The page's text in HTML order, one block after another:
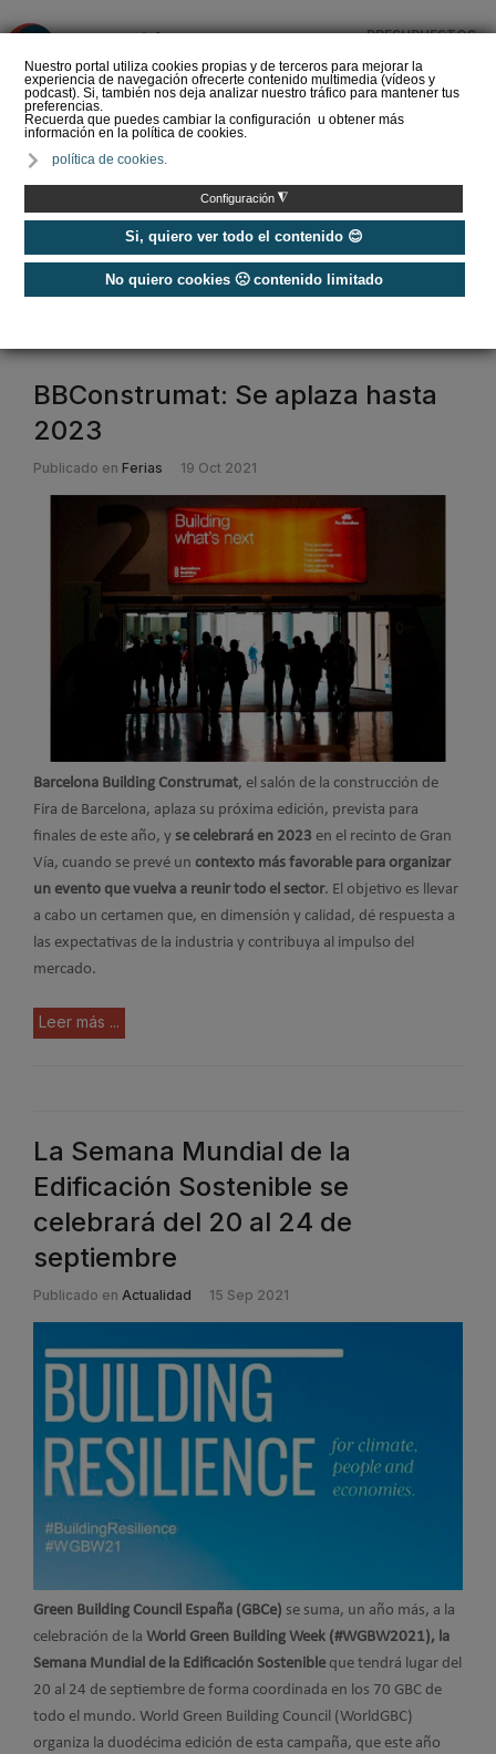
Nuestro portal utiliza cookies propias y de terceros para mejorar la
experiencia de navegación ofrecerte contenido multimedia (vídeos y
podcast). Si, también nos deja analizar nuestro tráfico para mantener tus
preferencias.
Recuerda que puedes cambiar la configuración u obtener más
información en la política de cookies.
política de cookies.
Configuración ◮
Si, quiero ver todo el contenido 😊
No quiero cookies 🙁 contenido limitado
PRESUPUESTOS
del Amperio (Episodio 3)
Etiquetas / edificios eficientes
BBConstrumat: Se aplaza hasta
2023
Publicado en Ferias 19 Oct 2021
Barcelona Building Construmat, el salón de la construcción de
Fira de Barcelona, aplaza su próxima edición, prevista para
finales de este año, y se celebrará en 2023 en el recinto de Gran
Vía, cuando se prevé un contexto más favorable para organizar
un evento que vuelva a reunir todo el sector. El objetivo es llevar
a cabo un certamen que, en dimensión y calidad, dé respuesta a
las expectativas de la industria y contribuya al impulso del
mercado.
Leer más ...
La Semana Mundial de la
Edificación Sostenible se
celebrará del 20 al 24 de
septiembre
Publicado en Actualidad 15 Sep 2021
Green Building Council España (GBCe) se suma, un año más, a la
celebración de la World Green Building Week (#WGBW2021), la
Semana Mundial de la Edificación Sostenibleque tendrá lugar del
20 al 24 de septiembre de forma coordinada en los 70 GBC de
todo el mundo. World Green Building Council (WorldGBC)
organiza la duodécima edición de esta campaña, que este año